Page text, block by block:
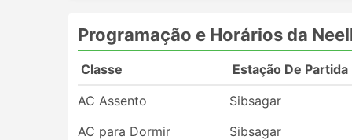
Programação e Horários da
Classe Estação De Partida
AC Assento
Sibsagar
AC para Dormir
Sibsagar